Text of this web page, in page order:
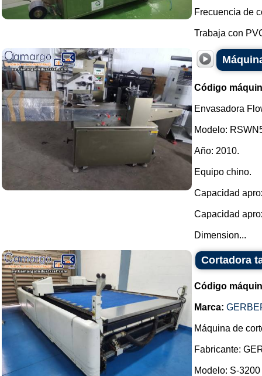
Frecuencia de
Trabaja con
Código
Envasadora
Modelo:
Año: 2010.
Equipo chino.
Capacidad
Capacidad
Dimension...
Cortadora
Código
Marca:
Máquina de
Fabricante:
Modelo: S-